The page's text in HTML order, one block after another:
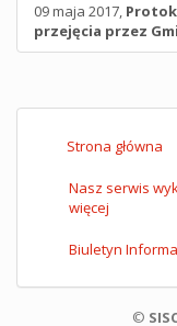
09 maja 2017,
przejęcia przez
Strona główna
Nasz serwis
więcej
Biuletyn
©